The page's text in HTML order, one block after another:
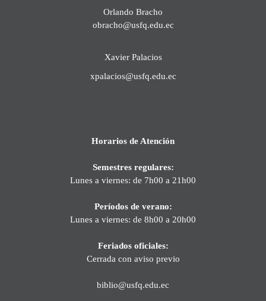
Orlando Bracho
obracho@usfq.edu.ec
Xavier Palacios
xpalacios@usfq.edu.ec
Horarios de Atención
Semestres regulares:
Lunes a viernes: de 7h00 a 21h00
Períodos de verano:
Lunes a viernes: de 8h00 a 20h00
Feriados oficiales:
Cerrada con aviso previo
biblio@usfq.edu.ec